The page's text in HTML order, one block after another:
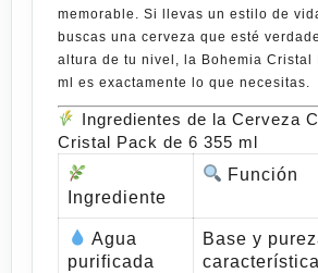
memorable. Si llevas un estilo de
buscas una cerveza que esté
altura de tu nivel, la Bohemia Cristal
ml es exactamente lo que necesitas.
Ingredientes de la Cerveza
Cristal Pack de 6 355 ml
Ingrediente
Función
Agua
purificada
Base y